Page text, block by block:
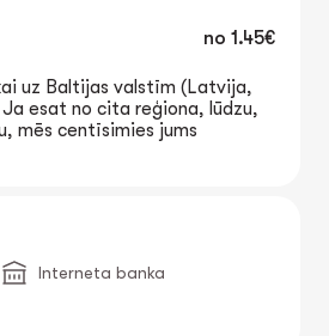
no 1.45€
uz Baltijas valstīm (Latvija,
esat no cita reģiona, lūdzu,
mēs centīsimies jums
Interneta banka